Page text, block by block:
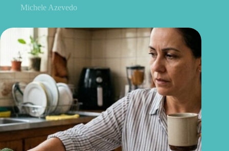
Michele Azevedo